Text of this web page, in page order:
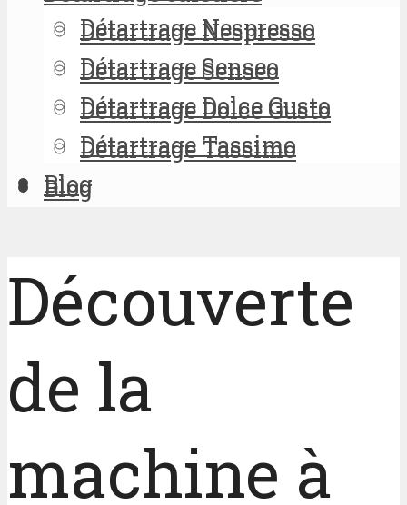
Détartrage Nespresso
Détartrage Senseo
Détartrage Dolce Gusto
Détartrage Tassimo
Blog
Détartrage Nespresso
Détartrage Senseo
Détartrage Dolce Gusto
Détartrage Tassimo
Blog
Découverte
de la
machine à